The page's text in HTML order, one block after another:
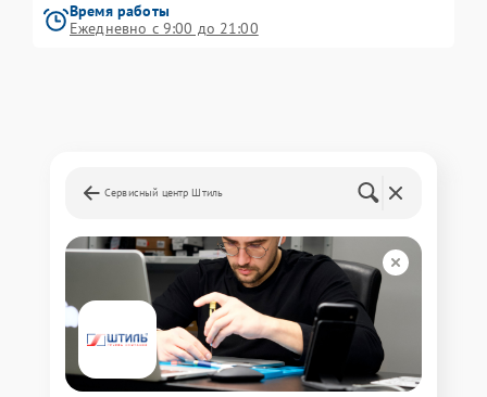
Время работы
Ежедневно с 9:00 до 21:00
Сервисный центр Штиль